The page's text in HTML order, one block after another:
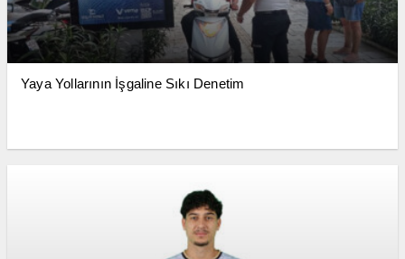
Yaya Yollarının İşgaline Sıkı Denetim